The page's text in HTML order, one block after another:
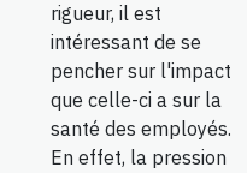
rigueur, il est
intéressant de se
pencher sur l'impact
que celle-ci a sur la
santé des employés.
En effet, la pression